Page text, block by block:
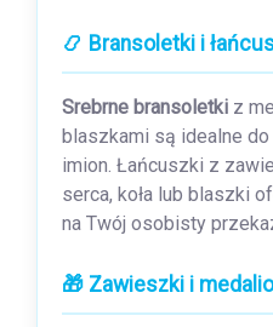
📿 Bransoletki i
Srebrne bransoletki z
blaszkami są idealne
imion. Łańcuszki z
serca, koła lub blaszki
na Twój osobisty
🎁 Zawieszki i